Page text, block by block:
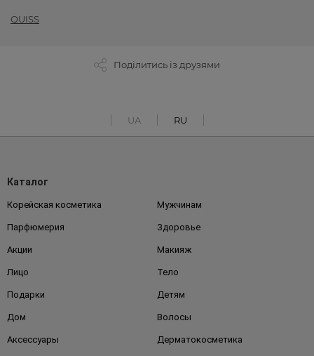
QUISS
Поділитись із друзями
UA RU
Каталог
Корейская косметика Мужчинам
Парфюмерия Здоровье
Акции Макияж
Лицо Тело
Подарки Детям
Дом Волосы
Аксессуары Дерматокосметика